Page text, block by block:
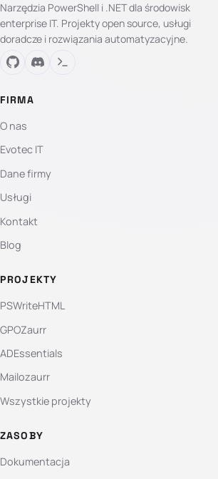
Narzędzia PowerShell i .NET dla środowisk
enterprise IT. Projekty open source, usługi
doradcze i rozwiązania automatyzacyjne.
FIRMA
O nas
Evotec IT
Dane firmy
Usługi
Kontakt
Blog
PROJEKTY
PSWriteHTML
GPOZaurr
ADEssentials
Mailozaurr
Wszystkie projekty
ZASOBY
Dokumentacja